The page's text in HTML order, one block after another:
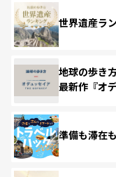
世界遺産ラ
地球の歩き
最新作『オ
準備も滞在